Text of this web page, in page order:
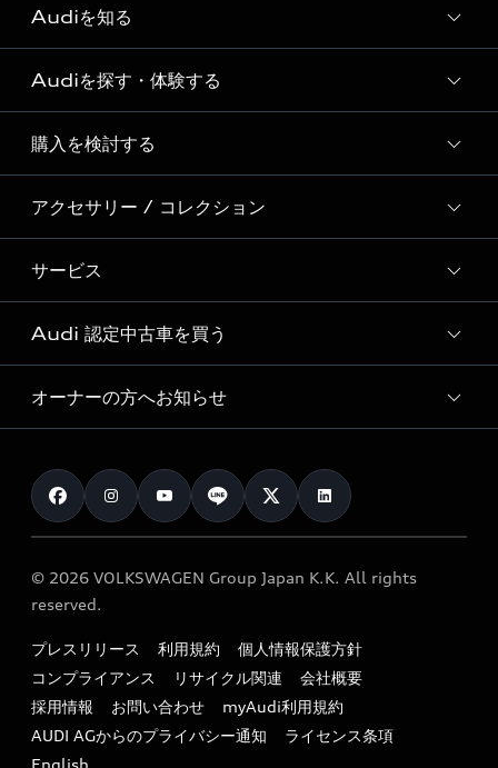
Audiを知る
Audi ブランド
Story of Progress
Audi Sport
Formula 1®
デジタルサービス
Audiを探す・体験する
ディーラー検索
新車在庫検索
試乗車・展示車検索
見積り依頼
試乗予約
購入を検討する
モデル一覧
特別仕様モデル / 限定モデル
e-tronラインアップ
価格シミュレーション
車両比較
カタログ一覧
アクセサリー / コレクション
純正アクセサリー
オンラインショップ
Audi collection
アウディナビアプリ
サービス
サービス入庫予約
サービスプログラム
メンテナンス
車検 / 定期点検
e-tronアフターサポート
myAudi
Audi 認定中古車を買う
Audi認定中古車
クオリティ
保証
メンテナンス
ファイナンス
キャンペーン / イベント
買取査定
オーナーの方へお知らせ
お知らせ
オーナー様向けキャンペーン
特定整備適用車一覧
リサイクル法
よくある質問（FAQ）
© 2026 VOLKSWAGEN Group Japan K.K. All rights
reserved.
プレスリリース 利用規約
個人情報保護方針
コンプライアンス
リサイクル関連
会社概要
採用情報
お問い合わせ
myAudi利用規約
AUDI AGからのプライバシー通知
ライセンス条項
English